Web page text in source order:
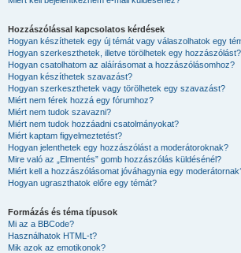
Hozzászólással kapcsolatos kérdések
Hogyan készíthetek egy új témát vagy válaszolhatok egy
Hogyan szerkeszthetek, illetve törölhetek egy hozzászólást?
Hogyan csatolhatom az aláírásomat a hozzászólásomhoz?
Hogyan készíthetek szavazást?
Hogyan szerkeszthetek vagy törölhetek egy szavazást?
Miért nem férek hozzá egy fórumhoz?
Miért nem tudok szavazni?
Miért nem tudok hozzáadni csatolmányokat?
Miért kaptam figyelmeztetést?
Hogyan jelenthetek egy hozzászólást a moderátoroknak?
Mire való az „Elmentés” gomb hozzászólás küldésénél?
Miért kell a hozzászólásomat jóváhagynia egy
Hogyan ugraszthatok előre egy témát?
Formázás és téma típusok
Mi az a BBCode?
Használhatok HTML-t?
Mik azok az emotikonok?